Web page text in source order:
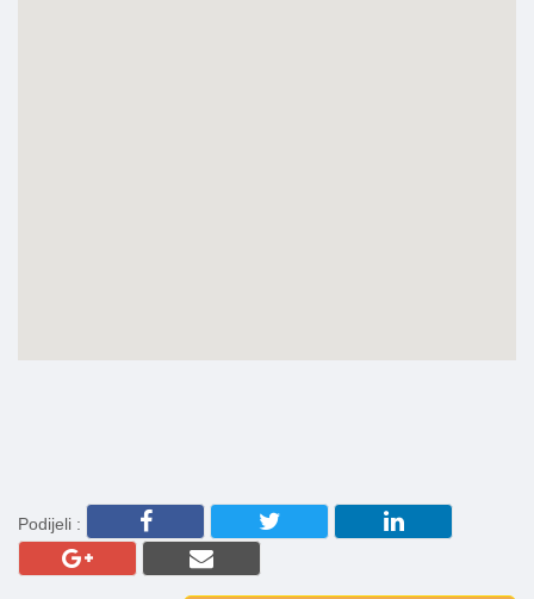
Podijeli :